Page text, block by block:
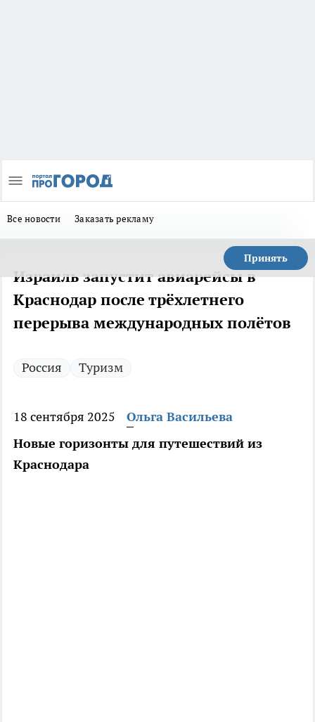
Все новости Заказать рекламу
Принять
Израиль запустит авиарейсы в
Краснодар после трёхлетнего
перерыва международных полётов
Россия Туризм
18 сентября 2025
Ольга Васильева
Новые горизонты для путешествий из
Краснодара